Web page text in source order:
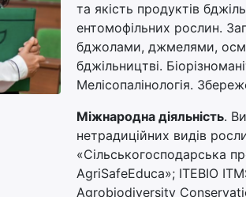
та якість продуктів
ентомофільних рослин.
бджолами, джмелями,
бджільництві.
Мелісопалінологія.
Міжнародна діяльність.
нетрадиційних видів
«Сільськогосподарська
AgriSafeEduca»; ITEBIO
Agrobiodiversity